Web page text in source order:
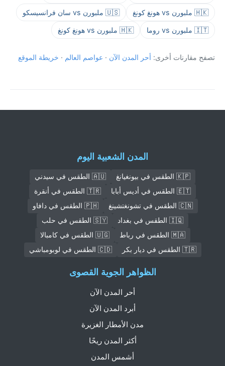
🇭🇰 ملبورن vs هونغ كونغ 🇺🇸 ملبورن vs سان فرانسيسكو
🇮🇹 ملبورن vs روما 🇭🇰 ملبورن vs هونغ كونغ
تصفح مقارنات أخرى: أحر المدن الآن · عواصم العالم · خريطة الموقع
المدن الشعبية اليوم
🇰🇵 الطقس في بيونغيانغ
🇦🇺 الطقس في سيدني
🇪🇹 الطقس في أديس أبابا
🇹🇷 الطقس في أنقرة
🇨🇳 الطقس في تشونغتشينغ
🇵🇭 الطقس في دافاو
🇮🇶 الطقس في بغداد
🇸🇾 الطقس في حلب
🇲🇦 الطقس في رباط
🇺🇬 الطقس في كامبالا
🇹🇷 الطقس في ديار بكر
🇨🇩 الطقس في لوبومباشي
الظواهر الجوية القصوى
أحر المدن الآن
أبرد المدن الآن
مدن الأمطار الغزيرة
أكثر المدن ريحًا
أشمس المدن